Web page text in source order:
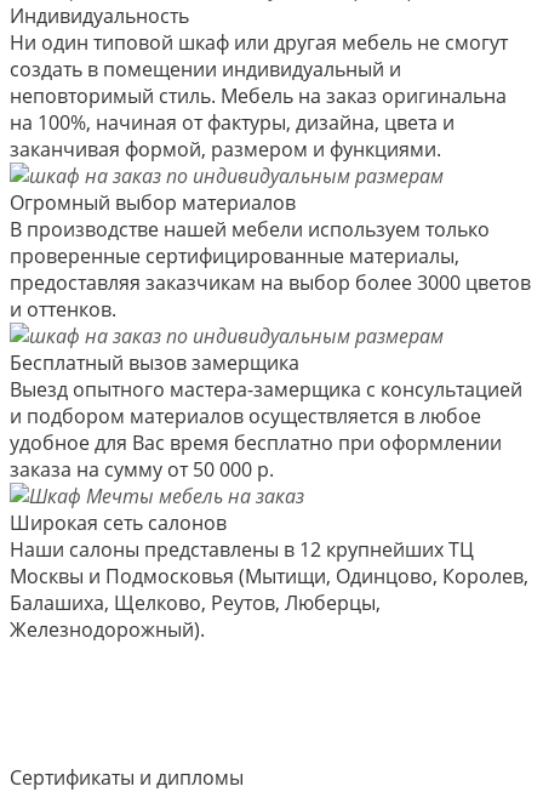
Индивидуальность
Ни один типовой шкаф или другая мебель не смогут
создать в помещении индивидуальный и
неповторимый стиль. Мебель на заказ оригинальна
на 100%, начиная от фактуры, дизайна, цвета и
заканчивая формой, размером и функциями.
Огромный выбор материалов
В производстве нашей мебели используем только
проверенные сертифицированные материалы,
предоставляя заказчикам на выбор более 3000 цветов
и оттенков.
Бесплатный вызов замерщика
Выезд опытного мастера-замерщика с консультацией
и подбором материалов осуществляется в любое
удобное для Вас время бесплатно при оформлении
заказа на сумму от 50 000 р.
Широкая сеть салонов
Наши салоны представлены в 12 крупнейших ТЦ
Москвы и Подмосковья (Мытищи, Одинцово, Королев,
Балашиха, Щелково, Реутов, Люберцы,
Железнодорожный).
Сертификаты и дипломы